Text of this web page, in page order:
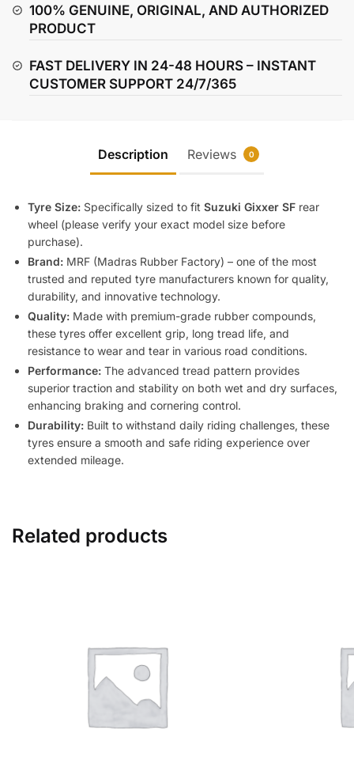
100% GENUINE, ORIGINAL, AND AUTHORIZED
PRODUCT
FAST DELIVERY IN 24-48 HOURS – INSTANT
CUSTOMER SUPPORT 24/7/365
Description Reviews 0
Tyre Size: Specifically sized to fit Suzuki Gixxer SF rear
wheel (please verify your exact model size before
purchase).
Brand: MRF (Madras Rubber Factory) – one of the most
trusted and reputed tyre manufacturers known for quality,
durability, and innovative technology.
Quality: Made with premium-grade rubber compounds,
these tyres offer excellent grip, long tread life, and
resistance to wear and tear in various road conditions.
Performance: The advanced tread pattern provides
superior traction and stability on both wet and dry surfaces,
enhancing braking and cornering control.
Durability: Built to withstand daily riding challenges, these
tyres ensure a smooth and safe riding experience over
extended mileage.
Related products